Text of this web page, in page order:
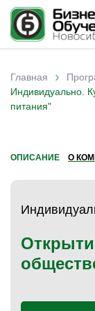
Вы здесь
Главная ›
Индивидуально.
питания"
ОПИСАНИЕ О